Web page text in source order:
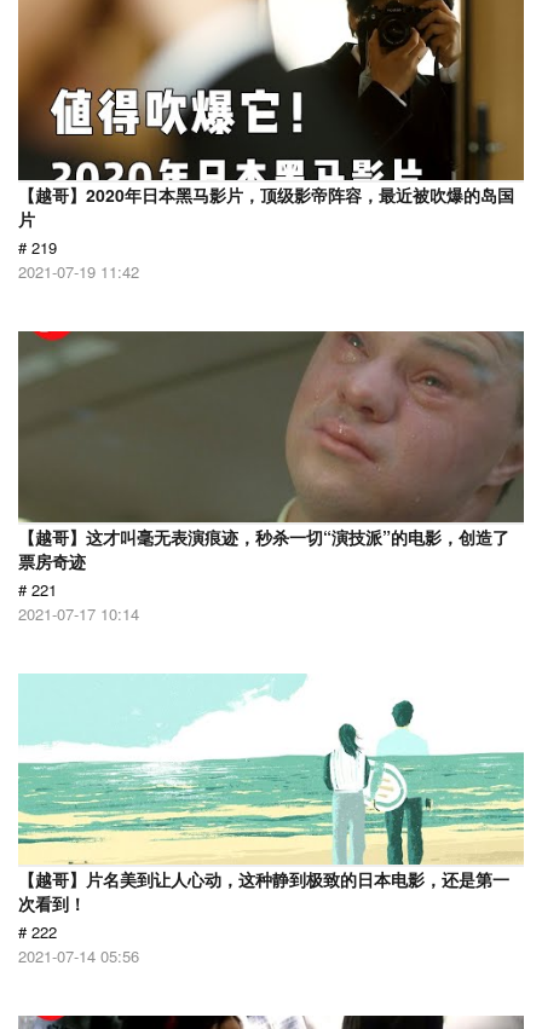
【越哥】2020年日本黑马影片，顶级影帝阵容，最近被吹爆的岛国
片
# 219
2021-07-19 11:42
【越哥】这才叫毫无表演痕迹，秒杀一切“演技派”的电影，创造了
票房奇迹
# 221
2021-07-17 10:14
【越哥】片名美到让人心动，这种静到极致的日本电影，还是第一
次看到！
# 222
2021-07-14 05:56